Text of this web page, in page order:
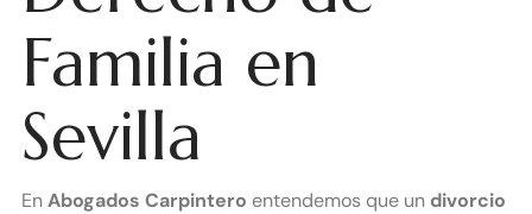
Familia en
Sevilla
EnAbogados Carpintero entendemos que un divorcio